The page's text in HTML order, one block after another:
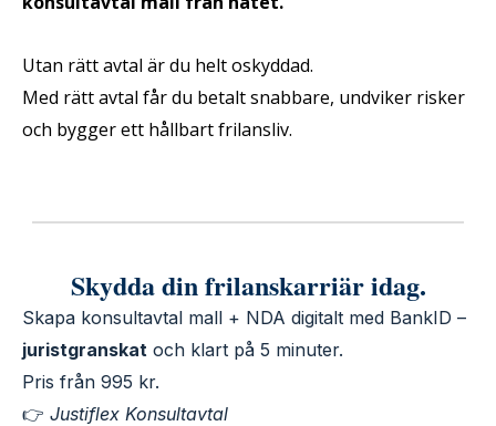
Utan rätt avtal är du helt oskyddad.
Med rätt avtal får du betalt snabbare, undviker risker
och bygger ett hållbart frilansliv.
Skydda din frilanskarriär idag.
Skapa konsultavtal mall + NDA digitalt med BankID –
juristgranskat och klart på 5 minuter.
Pris från 995 kr.
👉 Justiflex Konsultavtal